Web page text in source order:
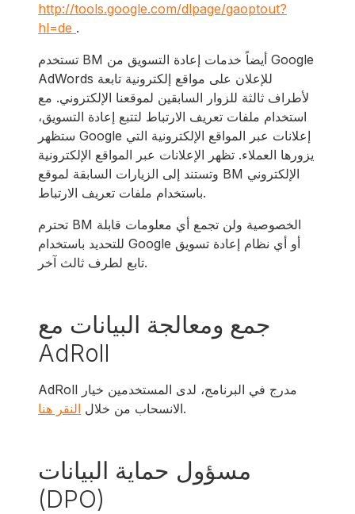
http://tools.google.com/dlpage/gaoptout?
hl=de .
تستخدم BM أيضاً خدمات إعادة التسويق من Google
AdWords للإعلان على مواقع إلكترونية تابعة
لأطراف ثالثة للزوار السابقين لموقعنا الإلكتروني. مع
استخدام ملفات تعريف الارتباط لتتبع إعادة التسويق،
ستظهر Google إعلانات عبر المواقع الإلكترونية التي
يزورها العملاء. تظهر الإعلانات عبر المواقع الإلكترونية
وتستند إلى الزيارات السابقة لموقع BM الإلكتروني
باستخدام ملفات تعريف الارتباط.
تحترم BM الخصوصية ولن تجمع أي معلومات قابلة
للتحديد باستخدام Google أو أي نظام إعادة تسويق
تابع لطرف ثالث آخر.
جمع ومعالجة البيانات مع
AdRoll
AdRoll مدرج في البرنامج، لدى المستخدمين خيار
الانسحاب من خلال النقر هنا .
مسؤول حماية البيانات
(DPO)